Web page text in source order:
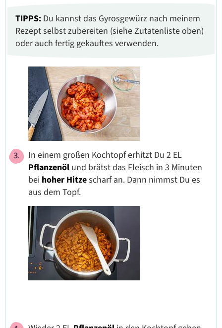
TIPPS: Du kannst das Gyrosgewürz nach meinem
Rezept selbst zubereiten (siehe Zutatenliste oben)
oder auch fertig gekauftes verwenden.
In einem großen Kochtopf erhitzt Du 2 EL
Pflanzenöl und brätst das Fleisch in 3 Minuten
bei hoher Hitzescharf an. Dann nimmst Du es
aus dem Topf.